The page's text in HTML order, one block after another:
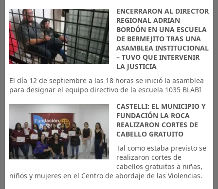
ENCERRARON AL DIRECTOR
REGIONAL ADRIAN
BORDÓN EN UNA ESCUELA
DE BERMEJITO TRAS UNA
ASAMBLEA INSTITUCIONAL
– TUVO QUE INTERVENIR
LA JUSTICIA
El día 12 de septiembre a las 18 horas se inició la asamblea
para designar el equipo directivo de la escuela 1035 BLABI
CASTELLI: EL MUNICIPIO Y
FUNDACIÓN LA ROCA
REALIZARON CORTES DE
CABELLO GRATUITO
Tal como estaba previsto se
realizaron cortes de
cabellos gratuitos a niñas,
niños y mujeres en el Centro de abordaje de las Violencias.